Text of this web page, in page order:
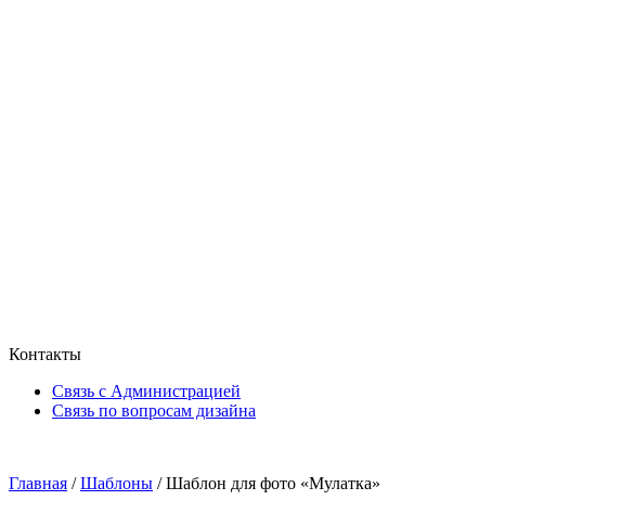
Контакты
Связь с Администрацией
Связь по вопросам дизайна
Главная /Шаблоны / Шаблон для фото «Мулатка»